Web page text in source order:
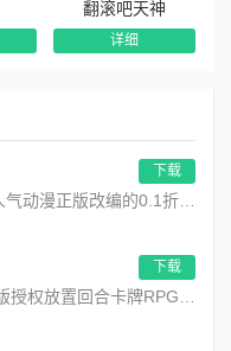
下载
下载
翻滚吧天神
详细